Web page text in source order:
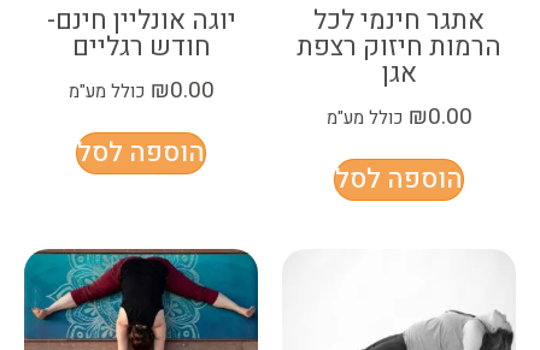
אתגר חינמי לכל
הרמות חיזוק רצפת
אגן
₪0.00 כולל מע"מ
הוספה לסל
יוגה אונליין חינם-
חודש רגליים
₪0.00 כולל מע"מ
הוספה לסל